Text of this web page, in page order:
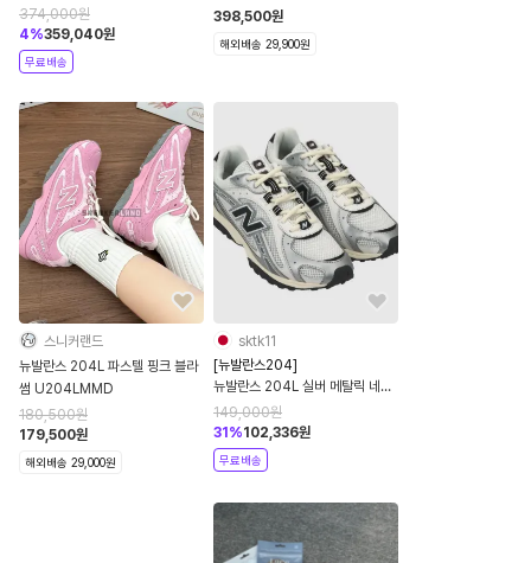
이트 U204L8JF
374,000원
4%359,040원
무료배송
204L
398,500원
해외배송 29,900원
스니커랜드
뉴발란스 204L 파스텔 핑크 블라
썸 U204LMMD
180,500원
179,500원
해외배송 29,000원
sktk11
[뉴발란스204]
뉴발란스 204L 실버 메탈릭 네이
비 U204LSWD
149,000원
31 %102,336원
무료배송